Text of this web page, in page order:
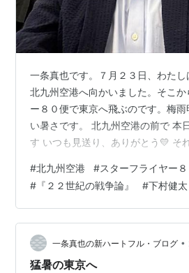
一条真也です。７月２３日、わた
北九州空港へ向かいました。そこ
ー８０便で東京へ飛ぶのです。梅
い暑さです。 北九州空港の前で 本
す いつも見送り、ありがとう💛 そ
式会社の監査役会および取締役会に
を務める財団の懇親会にも参加する
８月に出版予定（７月予定でした
た）の人間国宝・十四代 今泉今右
『「かたち」の文化論』（産経新聞
版予定の『コンパッショナリー・カ
#北九州空港 #スターフライヤー
# 『２２世紀の戦争論』 #下村健太
一条真也の新ハートフル・ブログ •
猛暑の東京へ